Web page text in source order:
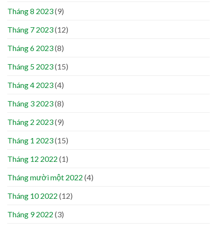
Tháng 8 2023(9)
Tháng 7 2023(12)
Tháng 6 2023(8)
Tháng 5 2023(15)
Tháng 4 2023(4)
Tháng 3 2023(8)
Tháng 2 2023(9)
Tháng 1 2023(15)
Tháng 12 2022 (1)
Tháng mười một 2022 (4)
Tháng 10 2022 (12)
Tháng 9 2022 (3)